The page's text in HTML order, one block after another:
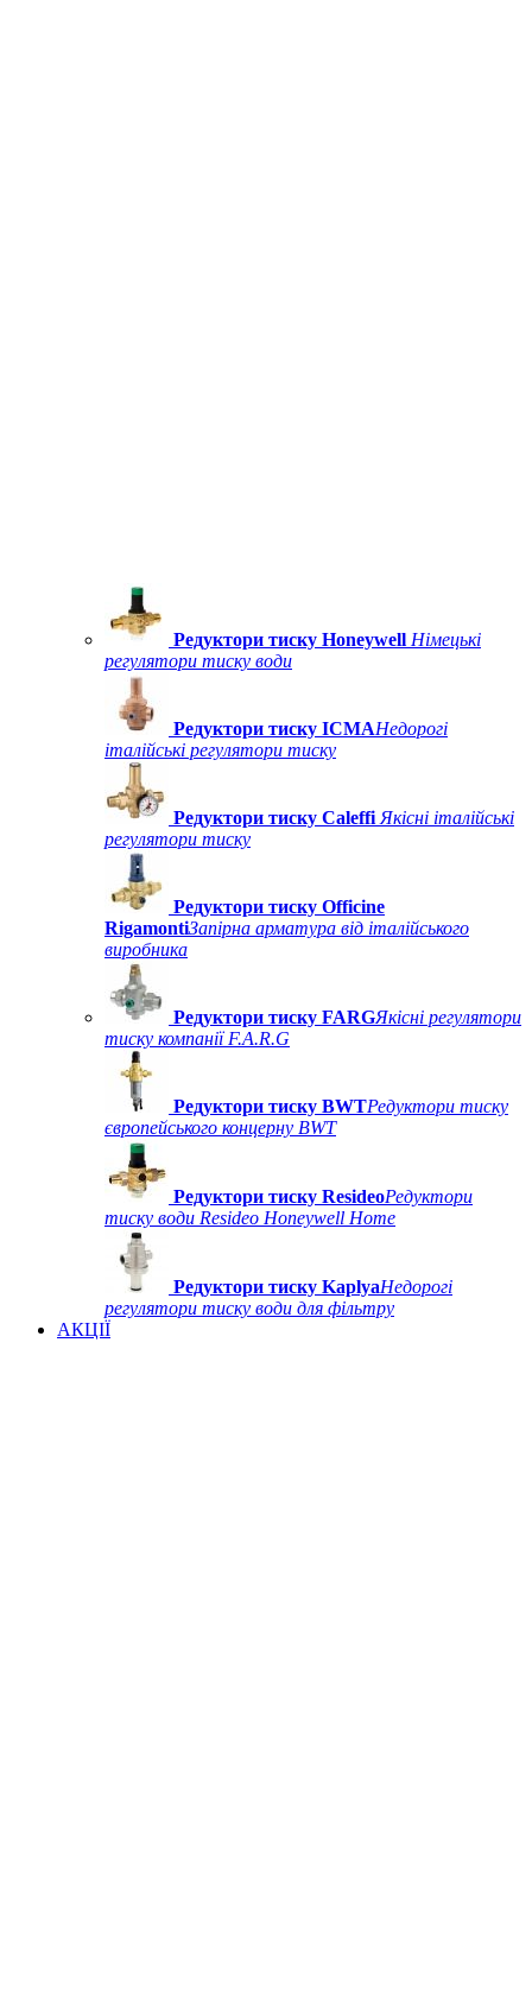
Редуктори тиску Honeywell Німецькі
регулятори тиску води
Редуктори тиску ICMAНедорогі
італійські регулятори тиску
Редуктори тиску Caleffi Якісні італійські
регулятори тиску
Редуктори тиску Officine
RigamontiЗапірна арматура від італійського
виробника
Редуктори тиску FARGЯкісні регулятори
тиску компанії F.A.R.G
Редуктори тиску BWTРедуктори тиску
європейського концерну BWT
Редуктори тиску ResideoРедуктори
тиску води Resideo Honeywell Home
Редуктори тиску KaplyaНедорогі
регулятори тиску води для фільтру
АКЦІЇ